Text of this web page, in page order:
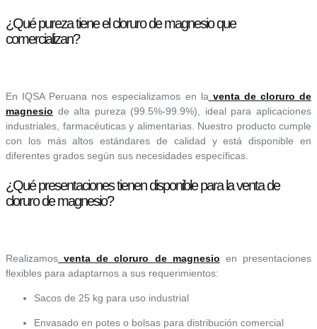
¿Qué pureza tiene el cloruro de magnesio que
comercializan?
En IQSA Peruana nos especializamos en la venta de cloruro de
magnesio de alta pureza (99.5%-99.9%), ideal para aplicaciones
industriales, farmacéuticas y alimentarias. Nuestro producto cumple
con los más altos estándares de calidad y está disponible en
diferentes grados según sus necesidades específicas.
¿Qué presentaciones tienen disponible para la venta de
cloruro de magnesio?
Realizamos venta de cloruro de magnesio en presentaciones
flexibles para adaptarnos a sus requerimientos:
Sacos de 25 kg para uso industrial
Envasado en potes o bolsas para distribución comercial